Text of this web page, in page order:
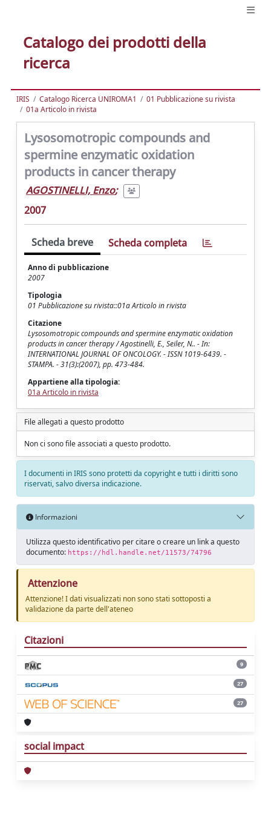
Catalogo dei prodotti della
ricerca
IRIS Catalogo Ricerca UNIROMA1
01 Pubblicazione su rivista
01a Articolo in rivista
Lysosomotropic compounds and
spermine enzymatic oxidation
products in cancer therapy
AGOSTINELLI, Enzo;
2007
Scheda breve Scheda completa
Anno di pubblicazione
2007
Tipologia
01 Pubblicazione su rivista::01a Articolo in rivista
Citazione
Lysosomotropic compounds and spermine enzymatic oxidation
products in cancer therapy / Agostinelli, E., Seiler, N.. - In:
INTERNATIONAL JOURNAL OF ONCOLOGY. - ISSN 1019-6439. -
STAMPA. - 31(3):(2007), pp. 473-484.
Appartiene alla tipologia:
01a Articolo in rivista
File allegati a questo prodotto
Non ci sono file associati a questo prodotto.
I documenti in IRIS sono protetti da copyright e tutti i diritti sono
riservati, salvo diversa indicazione.
Informazioni
Utilizza questo identificativo per citare o creare un link a questo
documento: https://hdl.handle.net/11573/74796
Attenzione
Attenzione! I dati visualizzati non sono stati sottoposti a
validazione da parte dell'ateneo
Citazioni
9
27
27
social impact